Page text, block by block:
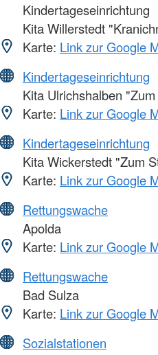
Kindertageseinrichtung
Kita Willerstedt
Karte: Link zur Google
Kindertageseinrichtung
Kita Ulrichshalben
Karte: Link zur Google
Kindertageseinrichtung
Kita Wickerstedt "Zum
Karte: Link zur Google
Rettungswache
Apolda
Karte: Link zur Google
Rettungswache
Bad Sulza
Karte: Link zur Google
Sozialstationen